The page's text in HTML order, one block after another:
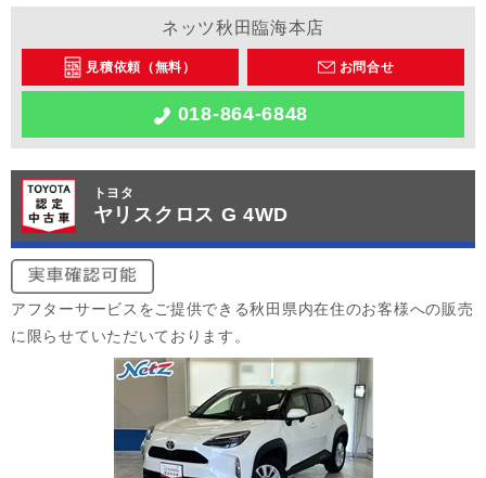
ネッツ秋田臨海本店
見積依頼（無料） お問合せ
018-864-6848
トヨタ
ヤリスクロス G 4WD
アフターサービスをご提供できる秋田県内在住のお客様への販売
に限らせていただいております。